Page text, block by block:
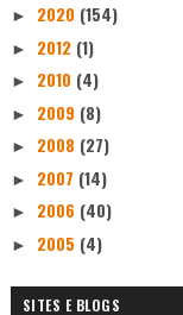
► 2020 (154)
► 2012 (1)
► 2010 (4)
► 2009 (8)
► 2008 (27)
► 2007 (14)
► 2006 (40)
► 2005 (4)
SITES E BLOGS